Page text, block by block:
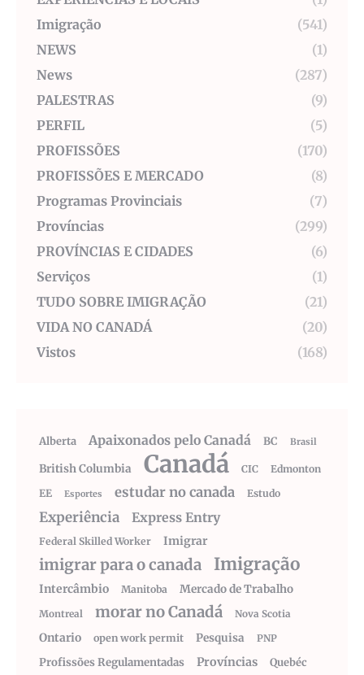
Imigração
(541)
NEWS
(1)
News
(287)
PALESTRAS
(9)
PERFIL
(5)
PROFISSÕES
(170)
PROFISSÕES E MERCADO
(8)
Programas Provinciais
(7)
Províncias
(299)
PROVÍNCIAS E CIDADES
(6)
Serviços
(1)
TUDO SOBRE IMIGRAÇÃO
(21)
VIDA NO CANADÁ
(20)
Vistos
(168)
Alberta Apaixonados pelo Canadá BC Brasil
British Columbia Canadá CIC
Edmonton
EE
Esportes estudar no canada Estudo
Experiência Express Entry
Federal Skilled Worker Imigrar
imigrar para o canada Imigração
Intercâmbio Manitoba Mercado de Trabalho
Montreal morar no Canadá Nova Scotia
Ontario open work permit Pesquisa PNP
Profissões Regulamentadas Províncias
Quebéc